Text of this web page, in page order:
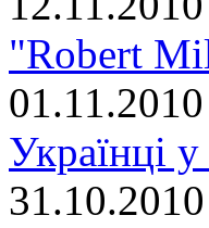
"Robert
Українці